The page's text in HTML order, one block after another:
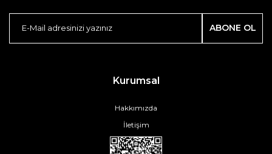
ABONE OL
Kurumsal
Hakkımızda
İletişim